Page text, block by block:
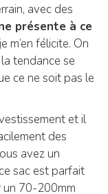
avec des
présente à ce
m’en félicite. On
tendance se
ce ne soit pas le
et il
des
avez un
sac est parfait
un 70-200mm